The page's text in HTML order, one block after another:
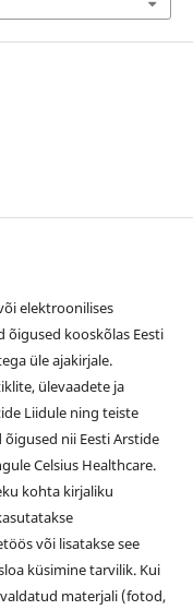
elektroonilises
õigused kooskõlas Eesti
üle ajakirjale.
ülevaadete ja
Liidule ning teiste
nii Eesti Arstide
Celsius Healthcare.
kohta kirjaliku
või lisatakse see
küsimine tarvilik. Kui
materjali (fotod,